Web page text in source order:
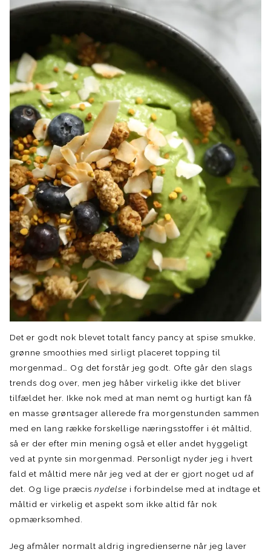
Det er godt nok blevet totalt fancy pancy at spise smukke,
grønne smoothies med sirligt placeret topping til
morgenmad… Og det forstår jeg godt. Ofte går den slags
trends dog over, men jeg håber virkelig ikke det bliver
tilfældet her. Ikke nok med at man nemt og hurtigt kan få
en masse grøntsager allerede fra morgenstunden sammen
med en lang række forskellige næringsstoffer i ét måltid,
så er der efter min mening også et eller andet hyggeligt
ved at pynte sin morgenmad. Personligt nyder jeg i hvert
fald et måltid mere når jeg ved at der er gjort noget ud af
det. Og lige præcis nydelse i forbindelse med at indtage et
måltid er virkelig et aspekt som ikke altid får nok
opmærksomhed.
Jeg afmåler normalt aldrig ingredienserne når jeg laver